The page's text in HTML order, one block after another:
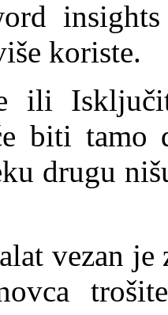
koriste.
ili
biti tamo
drugu
vezan